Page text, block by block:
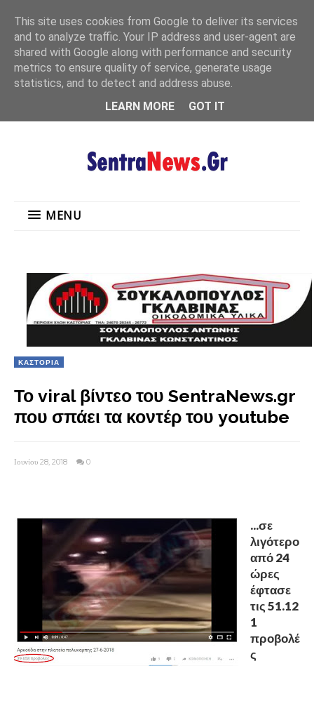
MENU
MENU
ΚΑΣΤΟΡΙΑ
Το viral βίντεο του SentraNews.gr
που σπάει τα κοντέρ του youtube
Ιουνίου 28, 2018 0
...σε
λιγότερο
από 24
ώρες
έφτασε
τις 51.12
1
προβολέ
ς
This site uses cookies from Google to deliver its services
and to analyze traffic. Your IP address and user-agent are
shared with Google along with performance and security
metrics to ensure quality of service, generate usage
statistics, and to detect and address abuse.
LEARN MORE
GOT IT